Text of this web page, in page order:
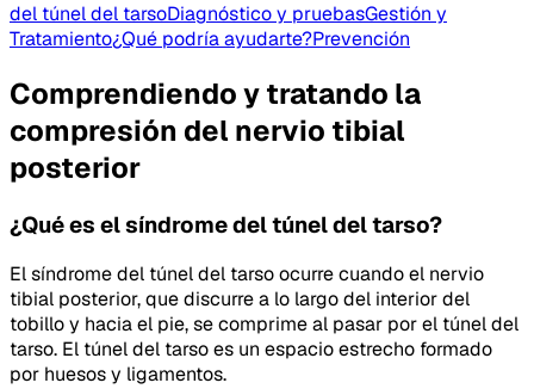
del túnel del tarsoDiagnóstico y pruebasGestión y
Tratamiento¿Qué podría ayudarte?Prevención
Comprendiendo y tratando la
compresión del nervio tibial
posterior
¿Qué es el síndrome del túnel del tarso?
El síndrome del túnel del tarso ocurre cuando el nervio
tibial posterior, que discurre a lo largo del interior del
tobillo y hacia el pie, se comprime al pasar por el túnel del
tarso. El túnel del tarso es un espacio estrecho formado
por huesos y ligamentos.